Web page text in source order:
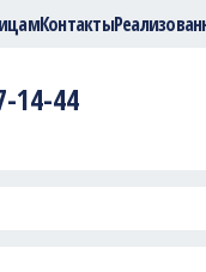
Контакты
14-44